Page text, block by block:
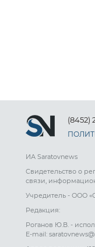
(8452)
ИА Saratovnews
Свидетельство о
связи,
Учредитель - ООО
Редакция:
Роганов Ю.В. -
E-mail: